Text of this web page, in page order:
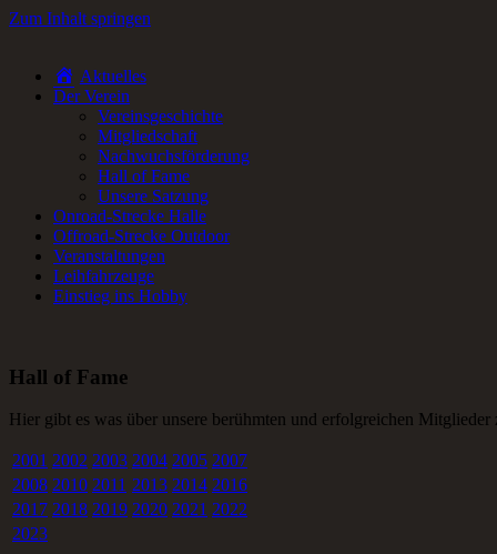
Zum Inhalt springen
RC-Car Verein in Frankfurt am Main für Offroad- und Onroad RC-
Aktuelles
Der Verein
Vereinsgeschichte
Mitgliedschaft
Nachwuchsförderung
Hall of Fame
Unsere Satzung
Onroad-Strecke Halle
Offroad-Strecke Outdoor
Veranstaltungen
Leihfahrzeuge
Einstieg ins Hobby
Hall of Fame
Hier gibt es was über unsere berühmten und erfolgreichen Mitglieder
2001 2002 2003 2004 2005 2007
2008 2010 2011 2013 2014 2016
2017 2018 2019 2020 2021 2022
2023